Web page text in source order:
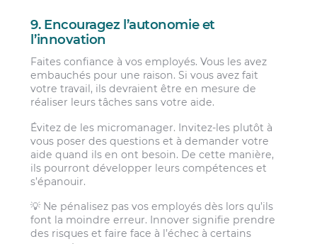
9. Encouragez l’autonomie et
l’innovation
Faites confiance à vos employés. Vous les avez
embauchés pour une raison. Si vous avez fait
votre travail, ils devraient être en mesure de
réaliser leurs tâches sans votre aide.
Évitez de les micromanager. Invitez-les plutôt à
vous poser des questions et à demander votre
aide quand ils en ont besoin. De cette manière,
ils pourront développer leurs compétences et
s’épanouir.
💡 Ne pénalisez pas vos employés dès lors qu’ils
font la moindre erreur. Innover signifie prendre
des risques et faire face à l’échec à certains